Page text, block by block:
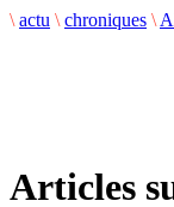
\ actu \ chroniques \
Articles